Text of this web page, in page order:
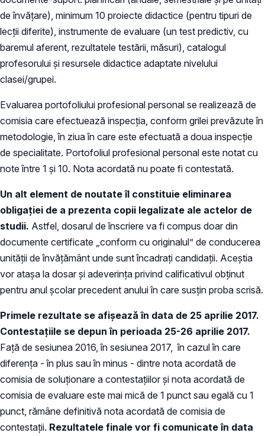
de învăţare), minimum 10 proiecte didactice (pentru tipuri de
lecţii diferite), instrumente de evaluare (un test predictiv, cu
baremul aferent, rezultatele testării, măsuri), catalogul
profesorului şi resursele didactice adaptate nivelului
clasei/grupei.
Evaluarea portofoliului profesional personal se realizează de
comisia care efectuează inspecția, conform grilei prevăzute în
metodologie, în ziua în care este efectuată a doua inspecţie
de specialitate. Portofoliul profesional personal este notat cu
note între 1 şi 10. Nota acordată nu poate fi contestată.
Un alt element de noutate îl constituie eliminarea
obligației de a prezenta copii legalizate ale actelor de
studii. Astfel, dosarul de înscriere va fi compus doar din
documente certificate „conform cu originalul” de conducerea
unității de învățământ unde sunt încadrați candidaţii. Aceştia
vor atașa la dosar și adeverința privind calificativul obținut
pentru anul școlar precedent anului în care susțin proba scrisă.
Primele rezultate se afișează în data de 25 aprilie 2017.
Contestațiile se depun în perioada 25-26 aprilie 2017.
Faţă de sesiunea 2016, în sesiunea 2017, în cazul în care
diferenţa - în plus sau în minus - dintre nota acordată de
comisia de soluţionare a contestaţiilor şi nota acordată de
comisia de evaluare este mai mică de 1 punct sau egală cu 1
punct, rămâne definitivă nota acordată de comisia de
contestaţii. Rezultatele finale vor fi comunicate în data